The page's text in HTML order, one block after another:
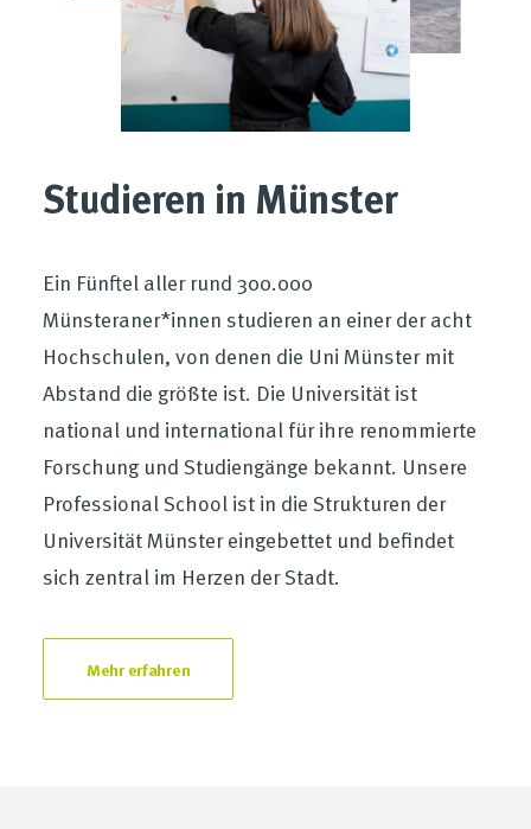
Studieren in Münster
Ein Fünftel aller rund 300.000
Münsteraner*innen studieren an einer der acht
Hochschulen, von denen die Uni Münster mit
Abstand die größte ist. Die Universität ist
national und international für ihre renommierte
Forschung und Studiengänge bekannt. Unsere
Professional School ist in die Strukturen der
Universität Münster eingebettet und befindet
sich zentral im Herzen der Stadt.
Mehr erfahren